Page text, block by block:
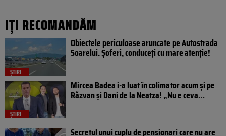
IȚI RECOMANDĂM
ȘTIRI
Obiectele periculoase aruncate pe Autostrada
Soarelui. Șoferi, conduceți cu mare atenție!
ȘTIRI
Mircea Badea i-a luat în colimator acum și pe
Răzvan și Dani de la Neatza! „Nu e ceva…
Secretul unui cuplu de pensionari care nu are